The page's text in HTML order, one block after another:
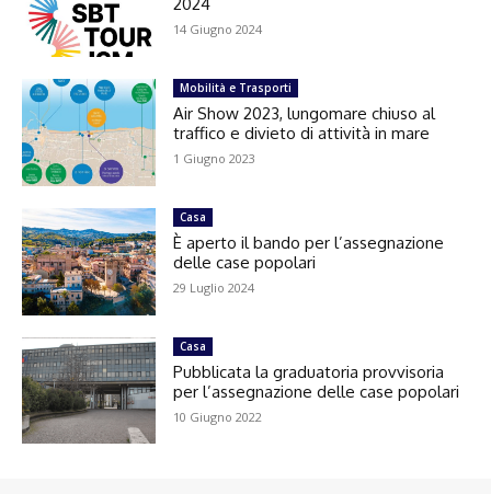
14 Giugno 2024
Mobilità e Trasporti
Air Show 2023, lungomare chiuso al
traffico e divieto di attività in mare
1 Giugno 2023
Casa
È aperto il bando per l’assegnazione
delle case popolari
29 Luglio 2024
Casa
Pubblicata la graduatoria provvisoria
per l’assegnazione delle case popolari
10 Giugno 2022